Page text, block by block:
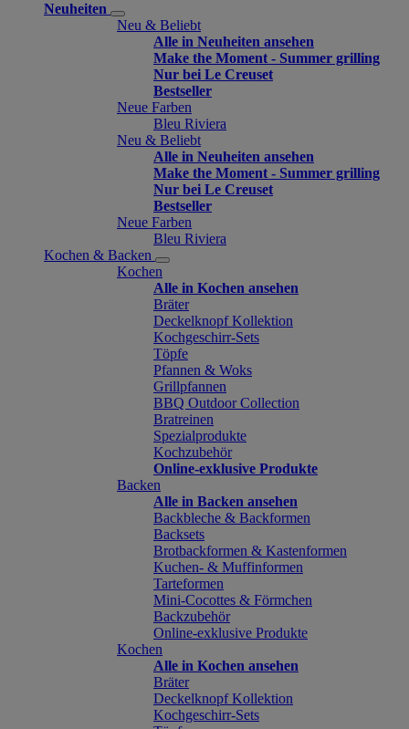
Neuheiten
Neu & Beliebt
Alle in Neuheiten ansehen
Make the Moment - Summer grilling
Nur bei Le Creuset
Bestseller
Neue Farben
Bleu Riviera
Neu & Beliebt
Alle in Neuheiten ansehen
Make the Moment - Summer grilling
Nur bei Le Creuset
Bestseller
Neue Farben
Bleu Riviera
Kochen & Backen
Kochen
Alle in Kochen ansehen
Bräter
Deckelknopf Kollektion
Kochgeschirr-Sets
Töpfe
Pfannen & Woks
Grillpfannen
BBQ Outdoor Collection
Bratreinen
Spezialprodukte
Kochzubehör
Online-exklusive Produkte
Backen
Alle in Backen ansehen
Backbleche & Backformen
Backsets
Brotbackformen & Kastenformen
Kuchen- & Muffinformen
Tarteformen
Mini-Cocottes & Förmchen
Backzubehör
Online-exklusive Produkte
Kochen
Alle in Kochen ansehen
Bräter
Deckelknopf Kollektion
Kochgeschirr-Sets